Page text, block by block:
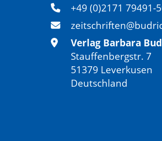
+49 (0)2171 79491-
Verlag Barbara
Stauffenbergstr. 7
51379 Leverkusen
Deutschland